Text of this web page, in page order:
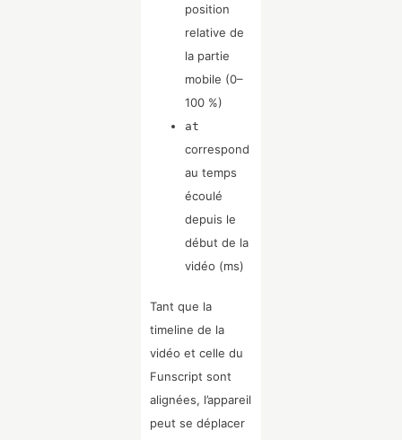
position
relative de
la partie
mobile (0–
100 %)
at
correspond
au temps
écoulé
depuis le
début de la
vidéo (ms)
Tant que la
timeline de la
vidéo et celle du
Funscript sont
alignées, l’appareil
peut se déplacer